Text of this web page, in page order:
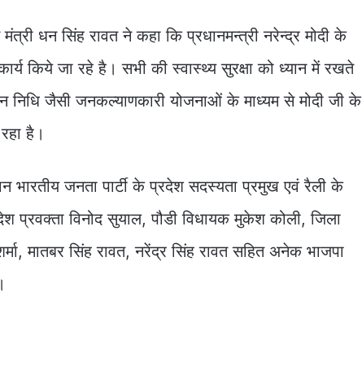
धन सिंह रावत ने कहा कि प्रधानमन्त्री नरेन्द्र मोदी के
किये जा रहे है। सभी की स्वास्थ्य सुरक्षा को ध्यान में रखते
निधि जैसी जनकल्याणकारी योजनाओं के माध्यम से मोदी जी के
है।
भारतीय जनता पार्टी के प्रदेश सदस्यता प्रमुख एवं रैली के
प्रवक्ता विनोद सुयाल, पौडी विधायक मुकेश कोली, जिला
मातबर सिंह रावत, नरेंद्र सिंह रावत सहित अनेक भाजपा